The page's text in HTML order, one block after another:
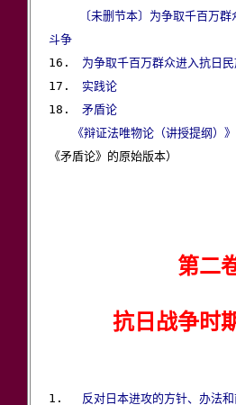
〔未删节本〕为争取千百万
斗争
16. 为争取千百万群众进入抗日
17. 实践论
18. 矛盾论
《辩证法唯物论（讲授提纲）》
《矛盾论》的原始版本）
第二
抗日战争时
1. 反对日本进攻的方针、办法